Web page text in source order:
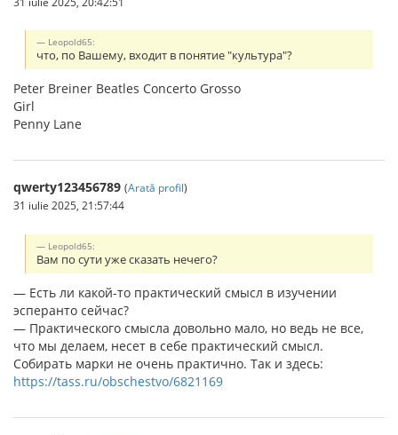
Leopold65:
что, по Вашему, входит в понятие "культура"?
Peter Breiner Beatles Concerto Grosso
Girl
Penny Lane
qwerty123456789 (Arată profil)
31 iulie 2025, 21:57:44
Leopold65:
Вам по сути уже сказать нечего?
— Есть ли какой-то практический смысл в изучении
эсперанто сейчас?
— Практического смысла довольно мало, но ведь не все,
что мы делаем, несет в себе практический смысл.
Собирать марки не очень практично. Так и здесь:
https://tass.ru/obschestvo/6821169